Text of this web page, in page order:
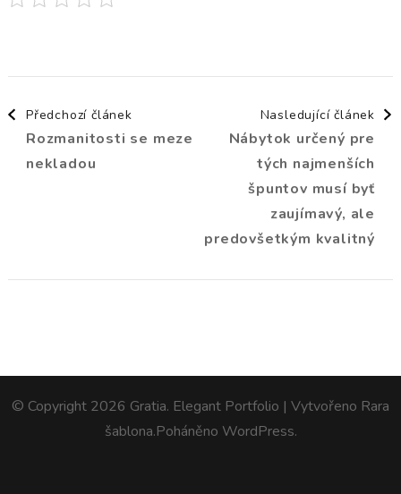
Navigace
příspěvku
Předchozí článek
Rozmanitosti se meze
nekladou
Nasledující článek
Nábytok určený pre
tých najmenších
špuntov musí byť
zaujímavý, ale
predovšetkým kvalitný
© Copyright 2026 Gratia. Elegant Portfolio | Vytvořeno Rara
šablona.Poháněno WordPress.